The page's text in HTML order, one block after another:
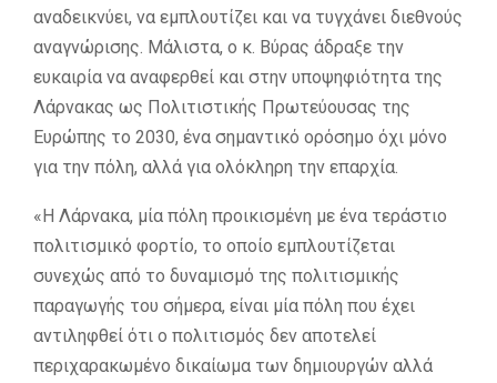
αναδεικνύει, να εμπλουτίζει και να τυγχάνει διεθνούς
αναγνώρισης. Μάλιστα, ο κ. Βύρας άδραξε την
ευκαιρία να αναφερθεί και στην υποψηφιότητα της
Λάρνακας ως Πολιτιστικής Πρωτεύουσας της
Ευρώπης το 2030, ένα σημαντικό ορόσημο όχι μόνο
για την πόλη, αλλά για ολόκληρη την επαρχία.
«Η Λάρνακα, μία πόλη προικισμένη με ένα τεράστιο
πολιτισμικό φορτίο, το οποίο εμπλουτίζεται
συνεχώς από το δυναμισμό της πολιτισμικής
παραγωγής του σήμερα, είναι μία πόλη που έχει
αντιληφθεί ότι ο πολιτισμός δεν αποτελεί
περιχαρακωμένο δικαίωμα των δημιουργών αλλά